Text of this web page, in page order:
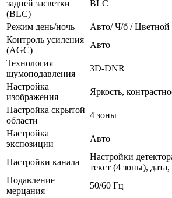
задней засветки
(BLC)
BLC
Режим день/ночь
Авто/ Ч/б /
Контроль усиления
(AGC)
Авто
Технология
шумоподавления
3D-DNR
Настройка
изображения
Яркость,
Настройка скрытой
области
4 зоны
Настройка
экспозиции
Авто
Настройки канала
Настройки
текст (4 зоны),
Подавление
мерцания
50/60 Гц